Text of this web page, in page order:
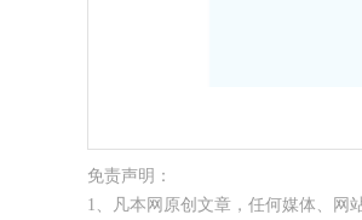
免责声明：
1、凡本网原创文章，任何媒体、网